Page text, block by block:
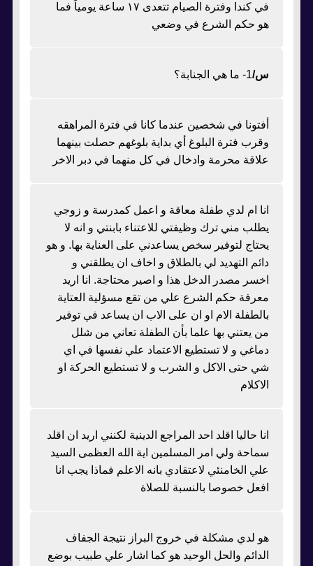
في كندا وفترة الصيام تتعدى ١٧ ساعة يومياً فما
هو حكم الشرع في وضعي
س/1- ما هي الجنابة؟
أفتونا في شخصين عندما كانا في فترة المراهقه
وقرب فترة البلوغ أي بداية بلوغهم حصلت بينهما
علاقة محرمة وادخال في كل منهما في دبر الاخر
انا ام لدي طفلة معاقة و اعمل كمدرسة و زوجي
يطلب مني ترك وظيفتي للاعتناء بابنتي و انه لا
يحتاج لتوفير سخص يساعدني على العناية بها. و هو
دائم التهديد لي بالطلاق و اخاف ان يطلقني و
اخسر مصدر الدخل هذا و اصير محتاجة. انا اريد
معرفة حكم الشرع علي من تقع مسؤلية العتاية
بالطفلة الام او ان على الاب ان يساعد في توفير
من يعتني بها علما بأن الطفلة تعاني من شلل
دماغي و لا تستطيع الاعتماد علي نفسها في اي
شي حتى الاكل و الشرب و لا تستطيع الحركة او
الاكلام
انا حاليا اقلد احد المراجع الدينية لكنني اريد ان اقلد
سماحة ولي امر المسلمين اية الله العظمى السيد
علي الخامنئي لاعتقادي بانه الاعلم فماذا يجب انا
افعل خصوصا بالنسبة للصلاة
هو لدي مشكلة في خروج البراز نتيجة الجفاف
الدائم والحل الوحيد هو كما اشار علي طبيب بوضع